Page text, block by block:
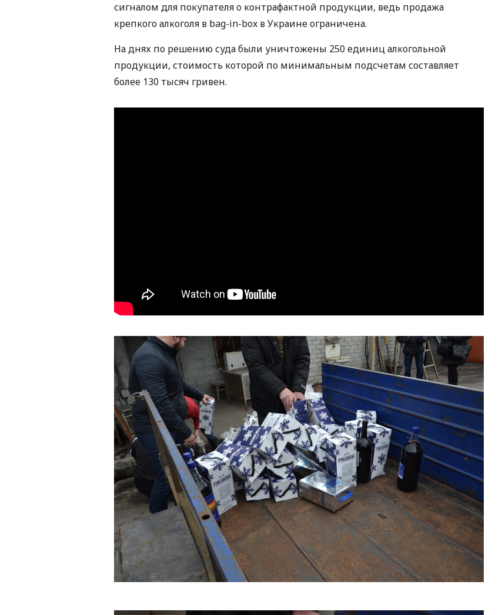
сигналом для покупателя о контрафактной продукции, ведь продажа
крепкого алкоголя в bag-in-box в Украине ограничена.
На днях по решению суда были уничтожены 250 единиц алкогольной
продукции, стоимость которой по минимальным подсчетам составляет
более 130 тысяч гривен.